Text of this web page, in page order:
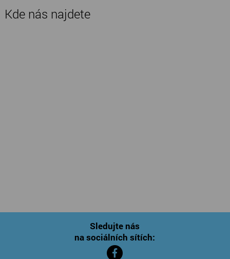
Kde nás najdete
Sledujte nás
na sociálních sítích: